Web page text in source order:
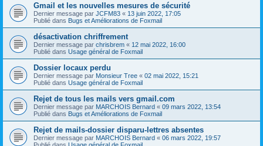
Gmail et les nouvelles mesures de sécurité
Dernier message par JCFM83 « 13 juin 2022, 17:05
Publié dans Bugs et Améliorations de Foxmail
désactivation chriffrement
Dernier message par chrisbrem « 12 mai 2022, 16:00
Publié dans Usage général de Foxmail
Dossier locaux perdu
Dernier message par Monsieur Tree « 02 mai 2022, 15:21
Publié dans Usage général de Foxmail
Rejet de tous les mails vers gmail.com
Dernier message par MARCHOIS Bernard « 09 mars 2022, 13:54
Publié dans Bugs et Améliorations de Foxmail
Rejet de mails-dossier disparu-lettres absentes
Dernier message par MARCHOIS Bernard « 06 mars 2022, 19:57
Publié dans Usage général de Foxmail